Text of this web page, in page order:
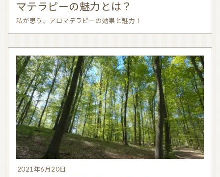
マテラピーの魅力とは？
私が思う、アロマテラピーの効果と魅力！
2021年6月20日